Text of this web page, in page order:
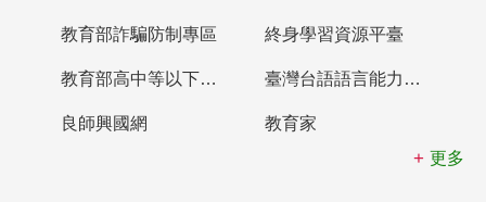
教育部詐騙防制專區 終身學習資源平臺
教育部高中等以下學校及幼兒園教師資格檢定考試 臺灣台語語言能力認證網站
良師興國網
教育家
更多